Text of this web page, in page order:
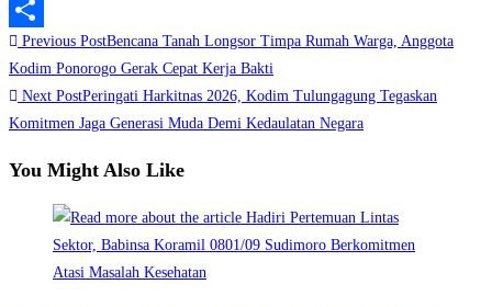
LinkedIn
Share
Read
more
articles
Previous PostBencana Tanah Longsor Timpa Rumah Warga, Anggota
Kodim Ponorogo Gerak Cepat Kerja Bakti
Next PostPeringati Harkitnas 2026, Kodim Tulungagung Tegaskan
Komitmen Jaga Generasi Muda Demi Kedaulatan Negara
You Might Also Like